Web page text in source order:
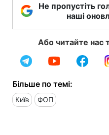
Не пропустіть
наші
Або читайте нас
Більше по темі:
Київ ФОП